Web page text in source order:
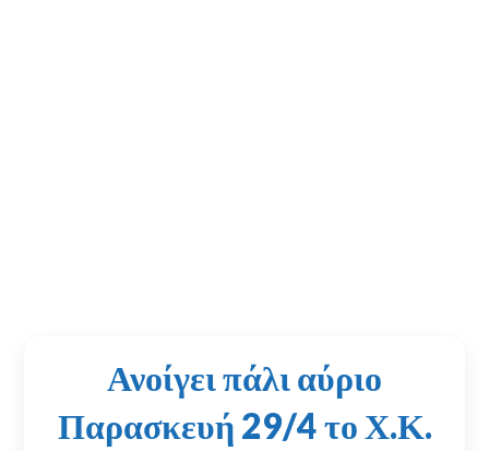
Ανοίγει πάλι αύριο
Παρασκευή 29/4 το Χ.Κ.